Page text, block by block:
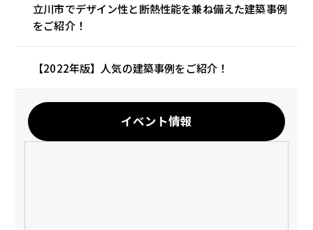
立川市でデザイン性と断熱性能を兼ね備えた建築事例
をご紹介！
【2022年版】人気の建築事例をご紹介！
イベント情報